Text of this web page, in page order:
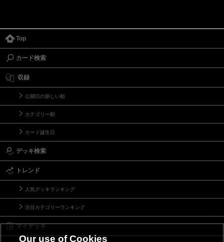
Top
カード検索
収録
公開日の新しい順
カテゴリー順
カード誕生日
デッキ検索
トレンド
人気デッキランキング
注目カテゴリーランキング
マイデッキ
Our use of Cookies